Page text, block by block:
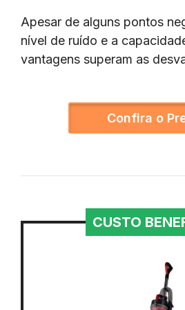
Apesar de alguns pontos
nível de ruído e a
vantagens superam as
Confira o
CUSTO